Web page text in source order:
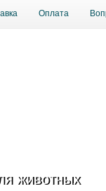
Оплата
животных